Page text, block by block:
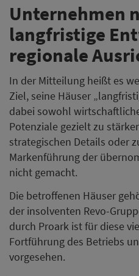
Unternehmen
langfristige
regionale
In der Mitteilung heißt es
Ziel, seine Häuser
dabei sowohl
Potenziale gezielt zu
strategischen Details oder
Markenführung der
nicht gemacht.
Die betroffenen Häuser
der insolventen Revo-
durch Proark ist für diese
Fortführung des Betriebs
vorgesehen.